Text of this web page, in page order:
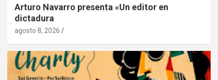
Arturo Navarro presenta «Un editor en
dictadura
agosto 8, 2026